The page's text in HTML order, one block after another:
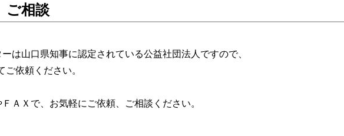
ご相談
は山口県知事に認定されている公益社団法人ですので、
依頼ください。
ＡＸで、お気軽にご依頼、ご相談ください。